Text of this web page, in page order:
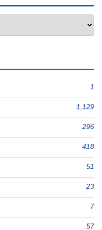
1
1,129
296
418
51
23
7
57